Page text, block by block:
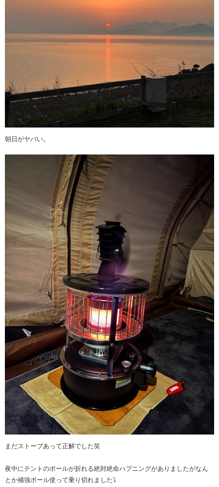
朝日がヤバい。
まだストーブあって正解でした笑
夜中にテントのポールが折れる絶対絶命ハプニングがありましたがなん
とか補強ポール使って乗り切れました⤵️